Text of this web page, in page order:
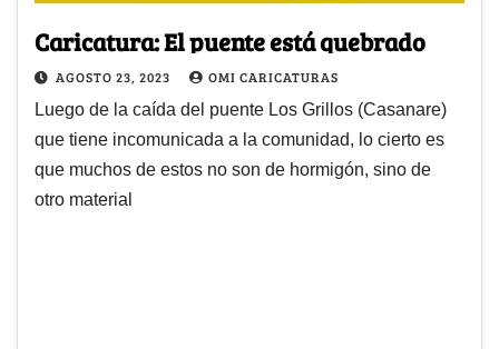
Caricatura: El puente está quebrado
AGOSTO 23, 2023 OMI CARICATURAS
Luego de la caída del puente Los Grillos (Casanare)
que tiene incomunicada a la comunidad, lo cierto es
que muchos de estos no son de hormigón, sino de
otro material